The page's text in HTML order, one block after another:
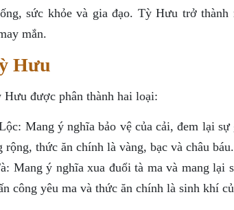
sức khỏe và gia đạo. Tỳ Hưu trở
mắn.
Hưu
Hưu được phân thành hai loại:
Mang ý nghĩa bảo vệ của cải, đem lại
rộng, thức ăn chính là vàng, bạc và châu báu.
Mang ý nghĩa xua đuổi tà ma và mang lại
công yêu ma và thức ăn chính là sinh khí